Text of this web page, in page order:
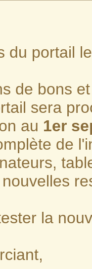
du portail
de bons
sera
au 1er
de
la